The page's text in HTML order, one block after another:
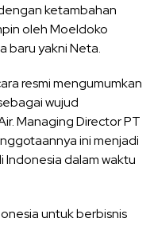
ketambahan
oleh Moeldoko
baru yakni Neta.
resmi mengumumkan
wujud
Managing Director PT
ini menjadi
Indonesia dalam waktu
untuk berbisnis